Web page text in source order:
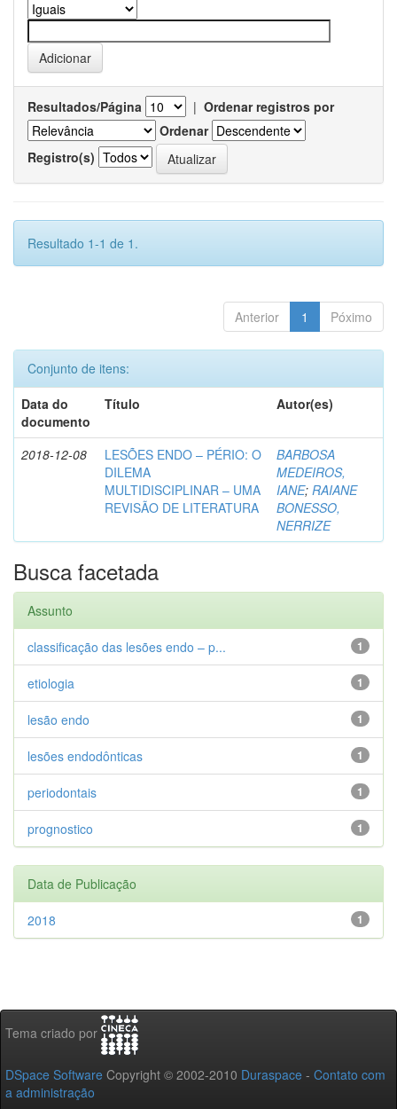
Resultados/Página | Ordenar registros por
Ordenar
Registro(s)
Resultado 1-1 de 1.
Anterior 1 Póximo
Conjunto de itens:
Data do
documento
Título Autor(es)
2018-12-08
LESÕES ENDO – PÉRIO: O
DILEMA
MULTIDISCIPLINAR – UMA
REVISÃO DE LITERATURA
BARBOSA
MEDEIROS,
IANE; RAIANE
BONESSO,
NERRIZE
Busca facetada
Assunto
1
classificação das lesões endo – p...
1
etiologia
1
lesão endo
1
lesões endodônticas
1
periodontais
1
prognostico
Data de Publicação
1
2018
Tema criado por
DSpace Software Copyright © 2002-2010 Duraspace - Contato com
a administração